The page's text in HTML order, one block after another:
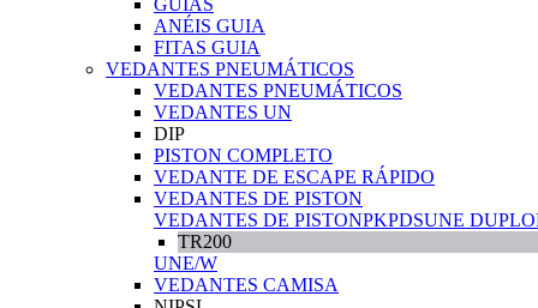
GUIAS
ANÉIS GUIA
FITAS GUIA
VEDANTES PNEUMÁTICOS
VEDANTES PNEUMÁTICOS
VEDANTES UN
DIP
PISTON COMPLETO
VEDANTE DE ESCAPE RÁPIDO
VEDANTES DE PISTON
VEDANTES DE PISTONPKPDSUNE DUPLO
TR200
UNE/W
VEDANTES CAMISA